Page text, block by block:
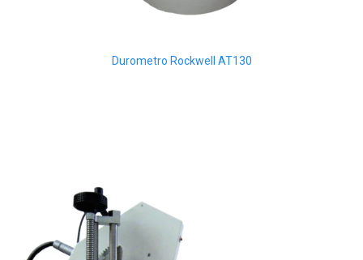
Durometro Rockwell AT130